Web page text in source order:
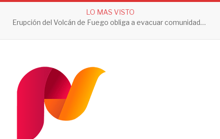
LO MAS VISTO
Erupción del Volcán de Fuego obliga a evacuar comunidades y mantiene en alerta a Guatemala